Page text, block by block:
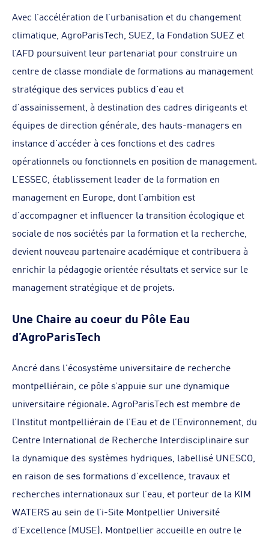
Avec l’accélération de l’urbanisation et du changement
climatique, AgroParisTech, SUEZ, la Fondation SUEZ et
l’AFD poursuivent leur partenariat pour construire un
centre de classe mondiale de formations au management
stratégique des services publics d'eau et
d'assainissement, à destination des cadres dirigeants et
équipes de direction générale, des hauts-managers en
instance d’accéder à ces fonctions et des cadres
opérationnels ou fonctionnels en position de management.
L’ESSEC, établissement leader de la formation en
management en Europe, dont l’ambition est
d’accompagner et influencer la transition écologique et
sociale de nos sociétés par la formation et la recherche,
devient nouveau partenaire académique et contribuera à
enrichir la pédagogie orientée résultats et service sur le
management stratégique et de projets.
Une Chaire au coeur du Pôle Eau
d’AgroParisTech
Ancré dans l'écosystème universitaire de recherche
montpelliérain, ce pôle s’appuie sur une dynamique
universitaire régionale. AgroParisTech est membre de
l’Institut montpelliérain de l’Eau et de l’Environnement, du
Centre International de Recherche Interdisciplinaire sur
la dynamique des systèmes hydriques, labellisé UNESCO,
en raison de ses formations d’excellence, travaux et
recherches internationaux sur l’eau, et porteur de la KIM
WATERS au sein de l’i-Site Montpellier Université
d’Excellence (MUSE). Montpellier accueille en outre le